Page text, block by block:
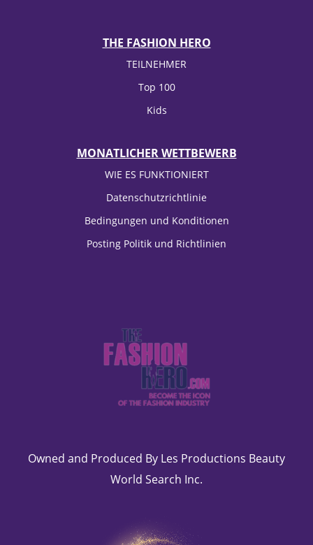
THE FASHION HERO
TEILNEHMER
Top 100
Kids
MONATLICHER WETTBEWERB
WIE ES FUNKTIONIERT
Datenschutzrichtlinie
Bedingungen und Konditionen
Posting Politik und Richtlinien
Owned and Produced By Les Productions Beauty
World Search Inc.